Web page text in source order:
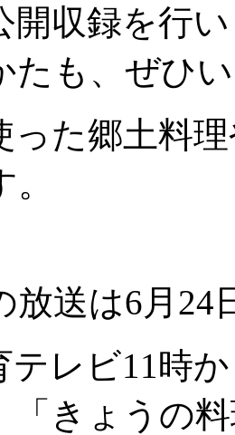
開収録を行
たも、ぜひ
った郷土料
放送は6月24
テレビ11時
「きょうの